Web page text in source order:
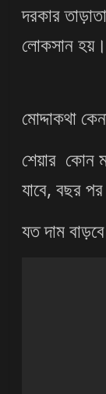
দরকার
লোকসান হয়।
মোদ্দাকথা
শেয়ার কোন
যাবে, বছর
যত দাম